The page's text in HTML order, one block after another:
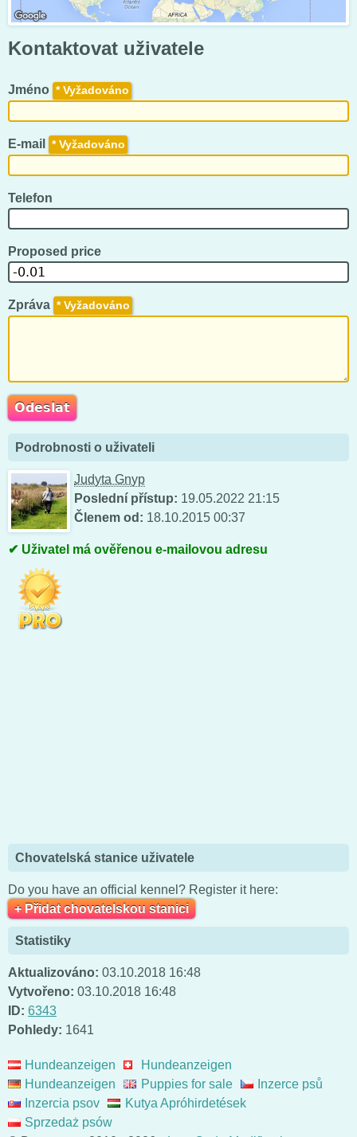
Kontaktovat uživatele
Jméno *
E-mail *
Telefon
Proposed price
Zpráva *
Podrobnosti o uživateli
Judyta Gnyp
Poslední přístup: 19.05.2022 21:15
Členem od: 18.10.2015 00:37
Uživatel má ověřenou e-mailovou adresu
Chovatelská stanice uživatele
Do you have an official kennel? Register it here:
+ Přidat chovatelskou stanici
Statistiky
Aktualizováno: 03.10.2018 16:48
Vytvořeno: 03.10.2018 16:48
ID: 6343
Pohledy: 1641
Hundeanzeigen
Hundeanzeigen
Hundeanzeigen
Puppies for sale
Inzerce psů
Inzercia psov
Kutya Apróhirdetések
Sprzedaż psów